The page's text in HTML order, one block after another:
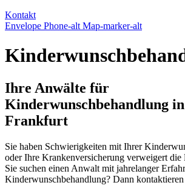
Kontakt
Envelope Phone-alt Map-marker-alt
Ihre Anwälte für
Kinderwunschbehandlung
Frankfurt
Sie haben Schwierigkeiten mit Ihrer
oder Ihre Krankenversicherung verweigert die
Sie suchen einen Anwalt mit jahrelanger
Kinderwunschbehandlung? Dann